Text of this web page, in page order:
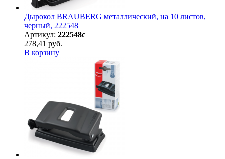
Дырокол BRAUBERG металлический, на 10 листов,
черный, 222548
Артикул: 222548с
278,41 руб.
В корзину